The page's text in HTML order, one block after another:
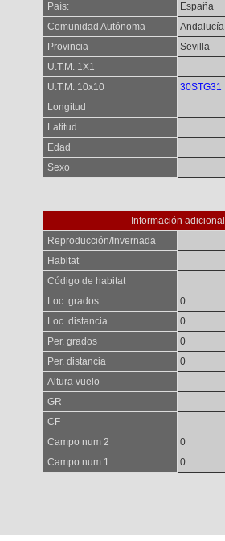
País:
España
Comunidad Autónoma
Andalucía
Provincia
Sevilla
U.T.M. 1X1
U.T.M. 10x10
30STG31
Longitud
Latitud
Edad
Sexo
Información adicional
Reproducción/Invernada
Habitat
Código de habitat
Loc. grados
0
Loc. distancia
0
Per. grados
0
Per. distancia
0
Altura vuelo
GR
CF
Campo num 2
0
Campo num 1
0